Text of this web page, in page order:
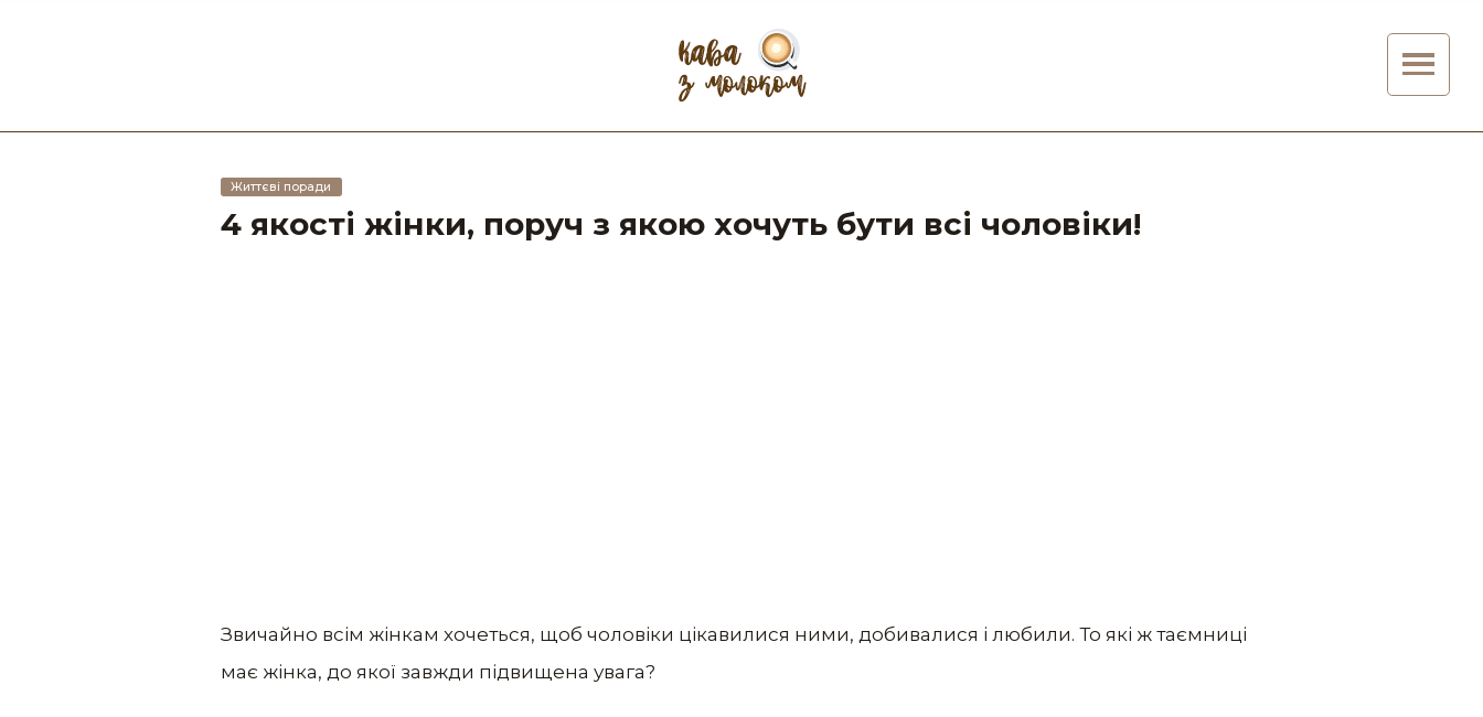
Життєві поради
4 якості жінки, поруч з якою хочуть бути всі чоловіки!
Звичайно всім жінкам хочеться, щоб чоловіки цікавилися ними, добивалися і любили. То які ж таємниці
має жінка, до якої завжди підвищена увага?